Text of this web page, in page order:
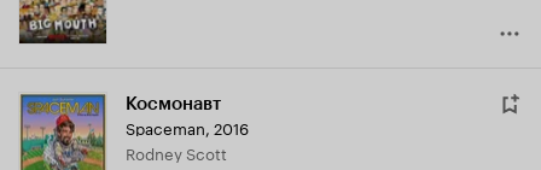
Космонавт
Spaceman, 2016
Rodney Scott